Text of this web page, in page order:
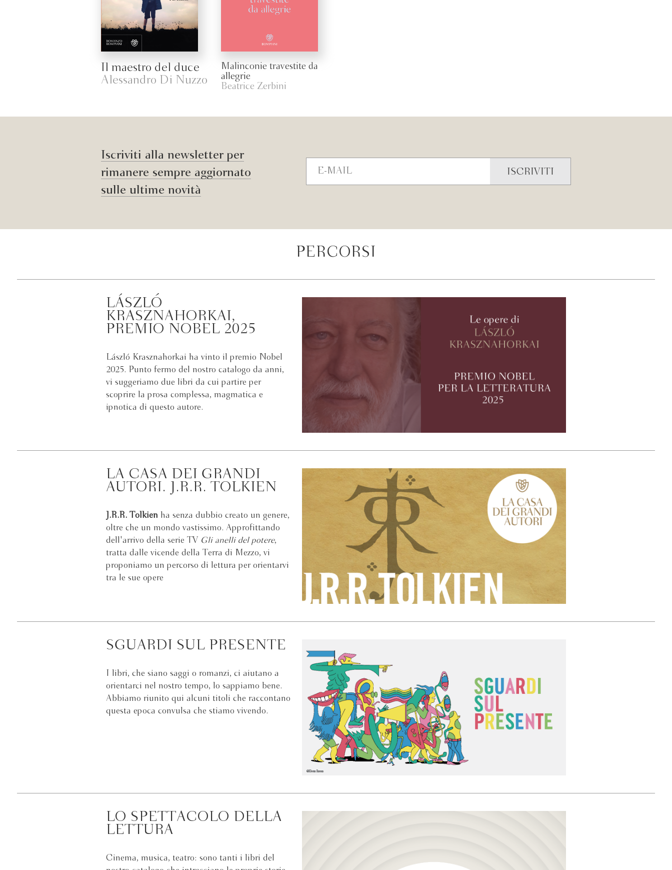
Il maestro del duce
Alessandro Di Nuzzo
Malinconie travestite da
allegrie
Beatrice Zerbini
Iscriviti alla newsletter per
rimanere sempre aggiornato
sulle ultime novità
PERCORSI
LÁSZLÓ
KRASZNAHORKAI,
PREMIO NOBEL 2025
László Krasznahorkai ha vinto il premio Nobel
2025. Punto fermo del nostro catalogo da anni,
vi suggeriamo due libri da cui partire per
scoprire la prosa complessa, magmatica e
ipnotica di questo autore.
LA CASA DEI GRANDI
AUTORI. J.R.R. TOLKIEN
J.R.R. Tolkien ha senza dubbio creato un genere,
oltre che un mondo vastissimo. Approfittando
dell'arrivo della serie TV Gli anelli del potere,
tratta dalle vicende della Terra di Mezzo, vi
proponiamo un percorso di lettura per orientarvi
tra le sue opere
SGUARDI SUL PRESENTE
I libri, che siano saggi o romanzi, ci aiutano a
orientarci nel nostro tempo, lo sappiamo bene.
Abbiamo riunito qui alcuni titoli che raccontano
questa epoca convulsa che stiamo vivendo.
LO SPETTACOLO DELLA
LETTURA
Cinema, musica, teatro: sono tanti i libri del